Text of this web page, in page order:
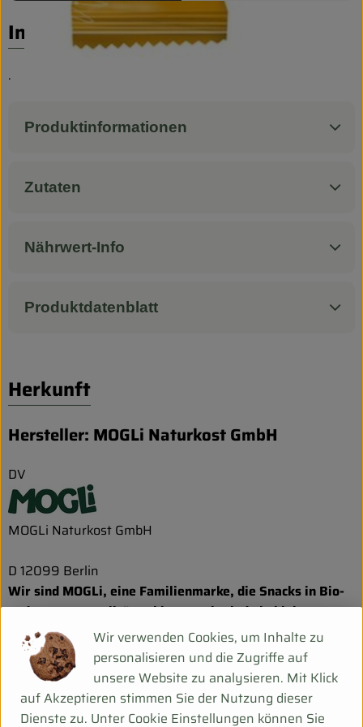
Pferdepension & Reitbetrieb
Info
.
Produktinformationen
Zutaten
Nährwert-Info
Produktdatenblatt
Herkunft
Hersteller: MOGLi Naturkost GmbH
DV
MOGLi Naturkost GmbH
D 12099 Berlin
Wir sind MOGLi, eine Familienmarke, die Snacks in Bio-
und Demeterqualität anbietet. Wir sind ein kleines Team
und haben es uns zur Aufgabe gemacht leckere
Abenteuerbegleiter aus wenigen, natürlichen Zutaten zu
entwickeln, die Groß und Klein schmecken. Dabei ist es
uns besonders wichtig Rohwaren aus nachhaltiger
Landwirtschaft zu verwenden, denn das macht für uns
Wir verwenden Cookies, um Inhalte zu
personalisieren und die Zugriffe auf
unsere Website zu analysieren. Mit Klick
auf Akzeptieren stimmen Sie der Nutzung dieser
Dienste zu. Unter Cookie Einstellungen können Sie